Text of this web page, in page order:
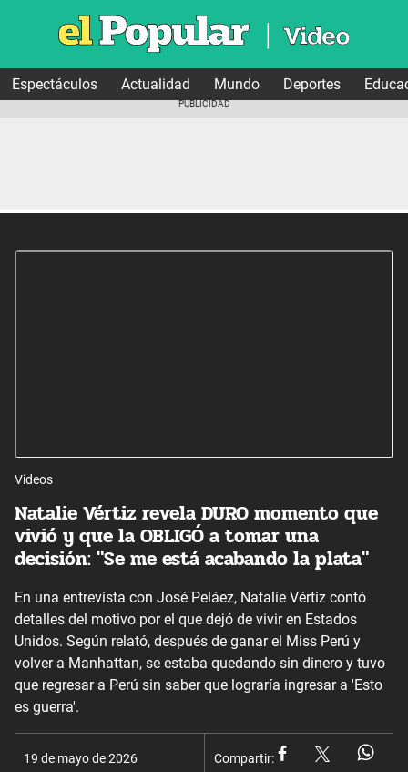
Espectáculos Actualidad Mundo Deportes
Videos
Natalie Vértiz revela DURO momento que
vivió y que la OBLIGÓ a tomar una
decisión: "Se me está acabando la plata"
En una entrevista con José Peláez, Natalie Vértiz contó
detalles del motivo por el que dejó de vivir en Estados
Unidos. Según relató, después de ganar el Miss Perú y
volver a Manhattan, se estaba quedando sin dinero y tuvo
que regresar a Perú sin saber que lograría ingresar a 'Esto
es guerra'.
19 de mayo de 2026 Compartir: